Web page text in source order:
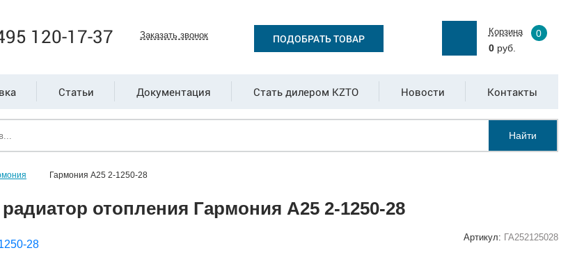
120-17-37 Заказать звонок ПОДОБРАТЬ ТОВАР
Корзина
0
0руб.
Статьи Документация Стать дилером KZTO Новости Контакты
Найти
Гармония А25 2-1250-28
отопления Гармония А25 2-1250-28
Артикул: ГА252125028